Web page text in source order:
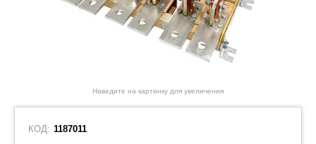
Наведите на картинку для увеличения
КОД: 1187011